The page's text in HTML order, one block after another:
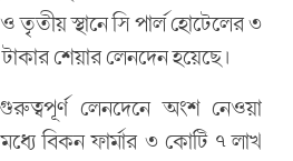
স্থানে সি পার্ল হোটেলের ৩
শেয়ার লেনদেন হয়েছে।
লেনদেনে অংশ নেওয়া
বিকন ফার্মার ৩ কোটি ৭ লাখ